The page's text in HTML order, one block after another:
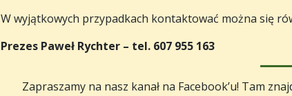
W wyjątkowych przypadkach kontaktować można się
Prezes Paweł Rychter – tel. 607 955 163
Zapraszamy na nasz kanał na Facebook’u! Tam